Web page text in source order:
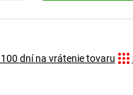
dní na vrátenie tovaru